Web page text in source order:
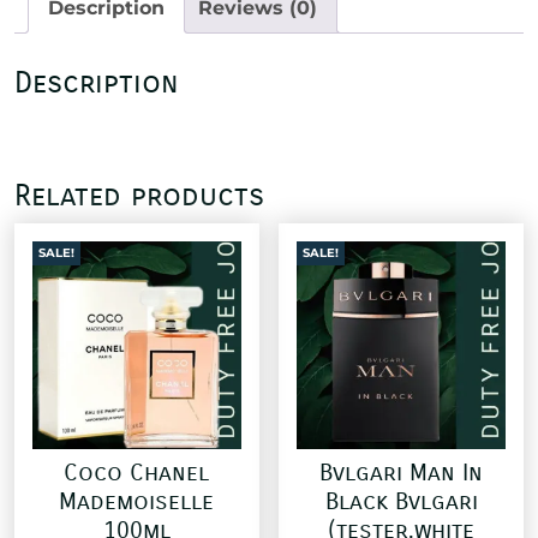
Description Reviews (0)
Description
Related products
SALE!
Coco Chanel
Mademoiselle
100ml
SALE!
Bvlgari Man In
Black Bvlgari
(tester,white